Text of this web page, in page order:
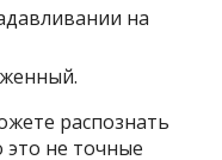
на
распознать
это не точные